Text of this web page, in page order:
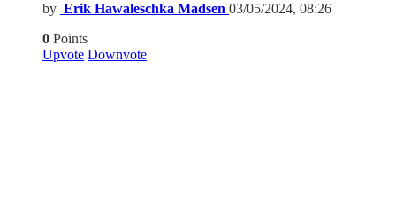
by Erik Hawaleschka Madsen 03/05/2024, 08:26
0 Points
Upvote Downvote